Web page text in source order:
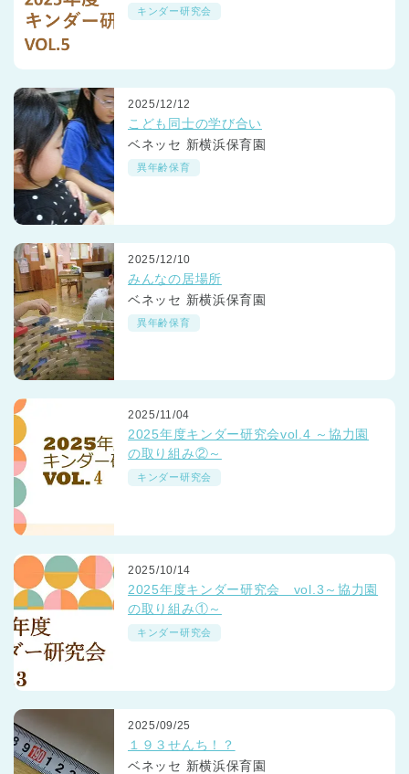
神奈川県 神奈川県 全域
千葉県
り組み
キンダー研究会
2025/12/12
こども同士の学び合い
ベネッセ 新横浜保育園
異年齢保育
2025/12/10
みんなの居場所
ベネッセ 新横浜保育園
異年齢保育
2025/11/04
2025年度キンダー研究会vol.4 ～協力園
の取り組み②～
キンダー研究会
2025/10/14
2025年度キンダー研究会 vol.3～協力園
の取り組み①～
キンダー研究会
2025/09/25
１９３せんち！？
ベネッセ 新横浜保育園